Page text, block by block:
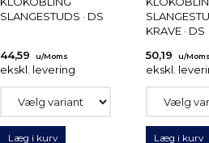
SLANGESTUDS · DS
44,59 u/Moms
ekskl. levering
Læg i kurv
KRAVE · DS
50,19
u/Moms
ekskl.
Læg i kurv